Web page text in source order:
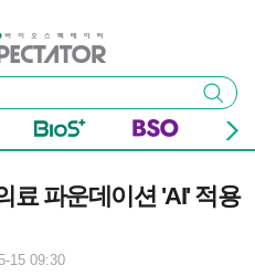
이터
검색
료 파운데이션 'AI' 적용
15 09:30